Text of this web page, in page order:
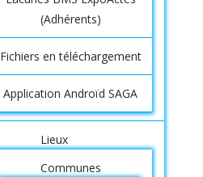
(Adhérents)
Fichiers en téléchargement
Application Androïd SAGA
Lieux
Communes